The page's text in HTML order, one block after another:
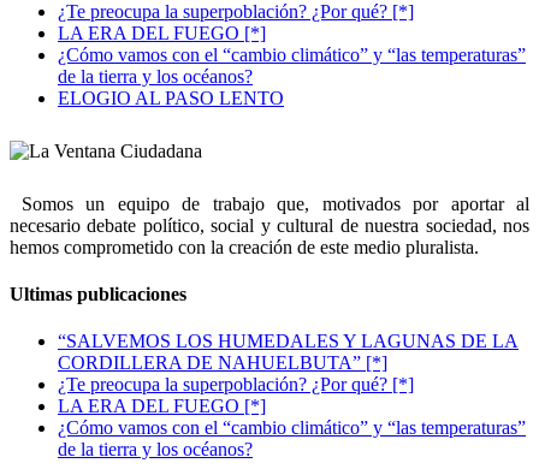
¿Te preocupa la superpoblación? ¿Por qué? [*]
LA ERA DEL FUEGO [*]
¿Cómo vamos con el “cambio climático” y “las temperaturas”
de la tierra y los océanos?
ELOGIO AL PASO LENTO
Somos un equipo de trabajo que, motivados por aportar al
necesario debate político, social y cultural de nuestra sociedad, nos
hemos comprometido con la creación de este medio pluralista.
Ultimas publicaciones
“SALVEMOS LOS HUMEDALES Y LAGUNAS DE LA
CORDILLERA DE NAHUELBUTA” [*]
¿Te preocupa la superpoblación? ¿Por qué? [*]
LA ERA DEL FUEGO [*]
¿Cómo vamos con el “cambio climático” y “las temperaturas”
de la tierra y los océanos?